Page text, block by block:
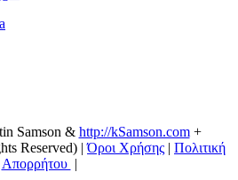
Samson & http://kSamson.com+
Reserved) |Όροι Χρήσης | Πολιτική
Απορρήτου |